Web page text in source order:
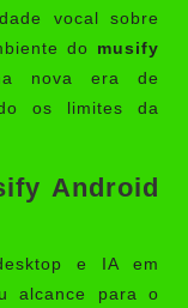
vocal sobre
do musify
nova era de
os limites da
Android
e IA em
alcance para o